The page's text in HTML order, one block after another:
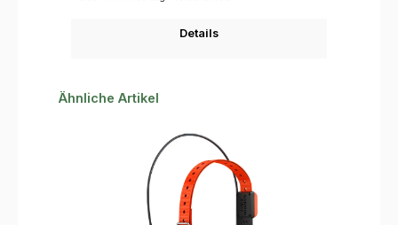
Details
Produktgalerie überspringen
Ähnliche Artikel